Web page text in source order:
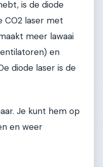
is de diode
CO2 laser met
meer lawaai
en
diode laser is de
Je kunt hem op
en weer